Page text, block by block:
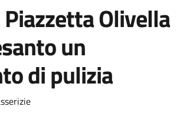
Olivella
un
di pulizia
notizia